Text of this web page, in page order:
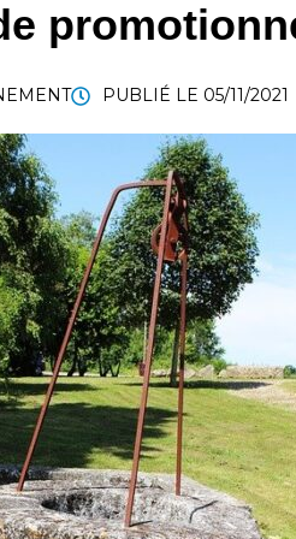
PUBLIÉ LE 05/11/2021